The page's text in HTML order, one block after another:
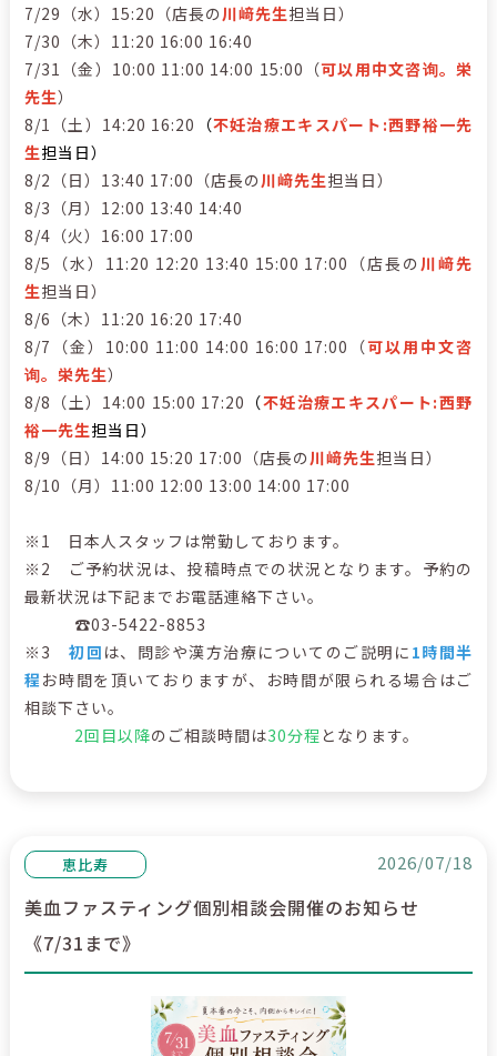
7/29（水）15:20（店長の 川﨑先生担当日）
7/30（木）11:20 16:00 16:40
7/31（金）10:00 11:00 14:00 15:00（可以用中文咨询。栄
先生）
8/1（土）14:20 16:20
（不妊治療エキスパート:西野裕一先
生担当日）
8/2（日）13:40 17:00（店長の 川﨑先生担当日）
8/3（月）12:00 13:40 14:40
8/4（火）16:00 17:00
8/5（水）11:20 12:20 13:40 15:00 17:00（店長の 川﨑先
生担当日）
8/6（木）11:20 16:20 17:40
8/7（金）10:00 11:00 14:00 16:00 17:00（可以用中文咨
询。栄先生）
8/8（土）14:00 15:00 17:20 （不妊治療エキスパート:西野
裕一先生担当日）
8/9（日）14:00 15:20 17:00（店長の 川﨑先生担当日）
8/10（月）11:00 12:00 13:00 14:00 17:00
※1 日本人スタッフは常勤しております。
※2 ご予約状況は、投稿時点での状況となります。予約の
最新状況は下記までお電話連絡下さい。
☎03-5422-8853
※3初回 は、問診や漢方治療についてのご説明に 1時間半
程 お時間を頂いておりますが、お時間が限られる場合はご
相談下さい。
2回目以降のご相談時間は30分程 となります。
恵比寿 2026/07/18
美血ファスティング個別相談会開催のお知らせ
《7/31まで》